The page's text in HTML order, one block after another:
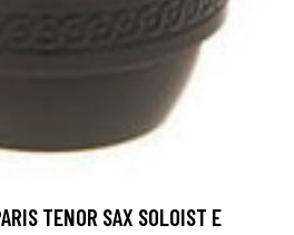
TENOR SAX SOLOIST E